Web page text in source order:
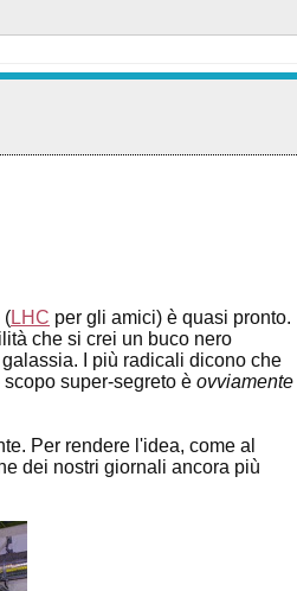
(LHC per gli amici) è quasi pronto.
che si crei un buco nero
I più radicali dicono che
super-segreto è ovviamente
Per rendere l'idea, come al
dei nostri giornali ancora più